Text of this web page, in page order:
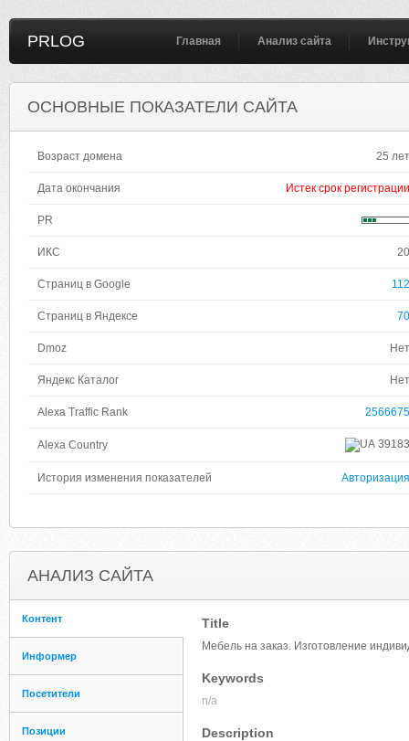
PRLOG Главная Анализ сайта
ОСНОВНЫЕ ПОКАЗАТЕЛИ САЙТА
Возраст домена 25 лет
Дата окончания Истек срок регистрации
PR
ИКС 20
Страниц в Google 112
Страниц в Яндексе 70
Dmoz Нет
Яндекс Каталог Нет
Alexa Traffic Rank 2566675
Alexa Country 39183
История изменения показателей Авторизация
АНАЛИЗ САЙТА
Контент
Информер
Посетители
Позиции
Title
Мебель на заказ. Изготовление
Keywords
n/a
Description